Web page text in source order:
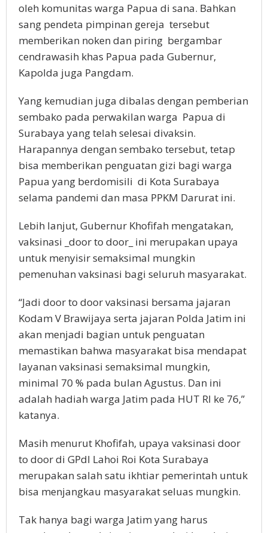
oleh komunitas warga Papua di sana. Bahkan
sang pendeta pimpinan gereja tersebut
memberikan noken dan piring bergambar
cendrawasih khas Papua pada Gubernur,
Kapolda juga Pangdam.
Yang kemudian juga dibalas dengan pemberian
sembako pada perwakilan warga Papua di
Surabaya yang telah selesai divaksin.
Harapannya dengan sembako tersebut, tetap
bisa memberikan penguatan gizi bagi warga
Papua yang berdomisili di Kota Surabaya
selama pandemi dan masa PPKM Darurat ini.
Lebih lanjut, Gubernur Khofifah mengatakan,
vaksinasi _door to door_ ini merupakan upaya
untuk menyisir semaksimal mungkin
pemenuhan vaksinasi bagi seluruh masyarakat.
“Jadi door to door vaksinasi bersama jajaran
Kodam V Brawijaya serta jajaran Polda Jatim ini
akan menjadi bagian untuk penguatan
memastikan bahwa masyarakat bisa mendapat
layanan vaksinasi semaksimal mungkin,
minimal 70 % pada bulan Agustus. Dan ini
adalah hadiah warga Jatim pada HUT RI ke 76,”
katanya.
Masih menurut Khofifah, upaya vaksinasi door
to door di GPdI Lahoi Roi Kota Surabaya
merupakan salah satu ikhtiar pemerintah untuk
bisa menjangkau masyarakat seluas mungkin.
Tak hanya bagi warga Jatim yang harus